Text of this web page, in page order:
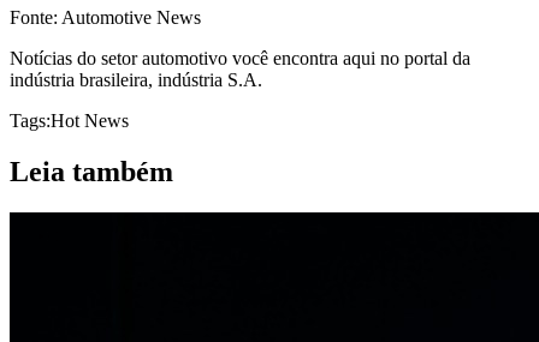
Fonte: Automotive News
Notícias do setor automotivo você encontra aqui no portal da
indústria brasileira, indústria S.A.
Tags:Hot News
Leia também